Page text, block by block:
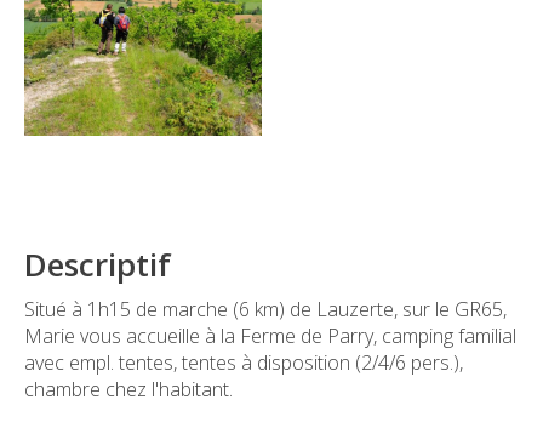
Descriptif
Situé à 1h15 de marche (6 km) de Lauzerte, sur le GR65,
Marie vous accueille à la Ferme de Parry, camping familial
avec empl. tentes, tentes à disposition (2/4/6 pers.),
chambre chez l'habitant.